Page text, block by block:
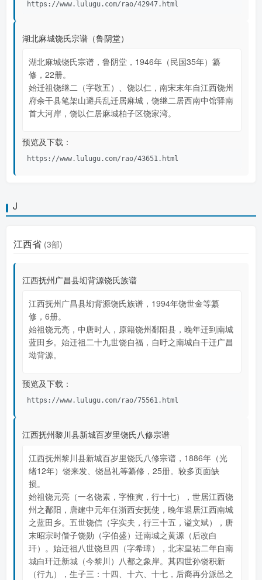
https://www.lulugu.com/rao/42947.html
湖北麻城饶氏宗谱（鲁阴堂）
湖北麻城饶氏宗谱，鲁阴堂，1946年（民国35年）纂
修，22册。
始迁祖饶继二（字敬五）、饶以仁，南宋末年自江西饶州
府余干县笔架山避兵乱迁居麻城，饶继二居西南中馆驿南
首大河岸，饶以仁居麻城柏子区饶家湾。
预览及下载：
https://www.lulugu.com/rao/43651.html
J
江西省 (3部)
江西抚州广昌县㘭背源饶氏族谱
江西抚州广昌县㘭背源饶氏族谱，1994年饶世金等纂
修，6册。
始祖饶元亮，中唐时人，原籍饶州鄱阳县，晚年迁到南城
蓝田乡。始迁祖二十九世饶自福，自旴之南城白干迁广昌
坳背源。
预览及下载：
https://www.lulugu.com/rao/75561.html
江西抚州黎川县新城百岁里饶氏八修宗谱
江西抚州黎川县新城百岁里饶氏八修宗谱，1886年（光
绪12年）饶来发、饶昌礼等纂修，25册。较多页面缺
损。
始祖饶元亮（一名饶素，字惟寅，行十七），世居江西饶
州之鄱阳，唐建中元年任浙西安抚使，晚年退居江西南城
之蓝田乡。五世饶信（字实夫，行三十五，谥文斌），唐
末昭宗时偕子饶勋（字伯盛）迁南城之黄源（后改白
玕）。始迁祖八世饶旦四（字希璋），北宋皇祐二年自南
城白玕迁新城（今黎川）八都之象岸。其四世孙饶积新
（行九），生子三：十四、十六、十七，后裔再分派邑之